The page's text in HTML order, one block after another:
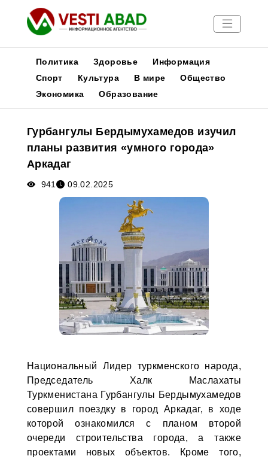
Новости
Медиа
Афиша
Политика Здоровье
Информация
Спорт
Культура В мире
Общество
Экономика
Образование
Гурбангулы Бердымухамедов изучил
планы развития «умного города»
Аркадаг
941 09.02.2025
Национальный Лидер туркменского народа,
Председатель Халк Маслахаты
Туркменистана Гурбангулы Бердымухамедов
совершил поездку в город Аркадаг, в ходе
которой ознакомился с планом второй
очереди строительства города, а также
проектами новых объектов. Кроме того,